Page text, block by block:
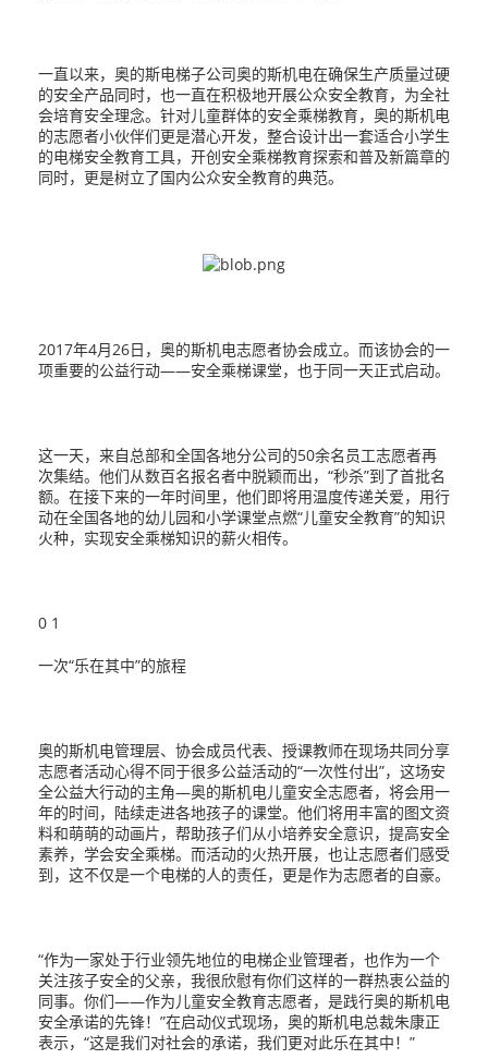
一直以来，奥的斯电梯子公司奥的斯机电在确保生产质量过硬
的安全产品同时，也一直在积极地开展公众安全教育，为全社
会培育安全理念。针对儿童群体的安全乘梯教育，奥的斯机电
的志愿者小伙伴们更是潜心开发，整合设计出一套适合小学生
的电梯安全教育工具，开创安全乘梯教育探索和普及新篇章的
同时，更是树立了国内公众安全教育的典范。
2017年4月26日，奥的斯机电志愿者协会成立。而该协会的一
项重要的公益行动——安全乘梯课堂，也于同一天正式启动。
这一天，来自总部和全国各地分公司的50余名员工志愿者再
次集结。他们从数百名报名者中脱颖而出，“秒杀”到了首批名
额。在接下来的一年时间里，他们即将用温度传递关爱，用行
动在全国各地的幼儿园和小学课堂点燃“儿童安全教育”的知识
火种，实现安全乘梯知识的薪火相传。
0 1
一次“乐在其中”的旅程
奥的斯机电管理层、协会成员代表、授课教师在现场共同分享
志愿者活动心得不同于很多公益活动的“一次性付出”，这场安
全公益大行动的主角—奥的斯机电儿童安全志愿者，将会用一
年的时间，陆续走进各地孩子的课堂。他们将用丰富的图文资
料和萌萌的动画片，帮助孩子们从小培养安全意识，提高安全
素养，学会安全乘梯。而活动的火热开展，也让志愿者们感受
到，这不仅是一个电梯的人的责任，更是作为志愿者的自豪。
“作为一家处于行业领先地位的电梯企业管理者，也作为一个
关注孩子安全的父亲，我很欣慰有你们这样的一群热衷公益的
同事。你们——作为儿童安全教育志愿者，是践行奥的斯机电
安全承诺的先锋！”在启动仪式现场，奥的斯机电总裁朱康正
表示，“这是我们对社会的承诺，我们更对此乐在其中！”